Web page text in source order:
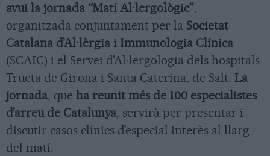
avui la jornada “Matí Al·lergològic”,
organitzada conjuntament per la Societat
Catalana d’Al·lèrgia i Immunologia Clínica
(SCAIC) i el Servei d’Al·lergologia dels hospitals
Trueta de Girona i Santa Caterina, de Salt. La
jornada, que ha reunit més de 100 especialistes
d’arreu de Catalunya, servirà per presentar i
discutir casos clínics d’especial interès al llarg
del matí.